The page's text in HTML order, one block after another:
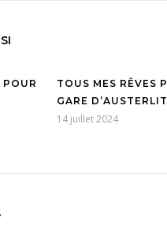
POUR
TOUS MES RÊVES
GARE
14 juillet 2024